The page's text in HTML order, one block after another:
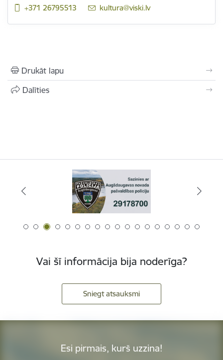
+371 26795513
E-pasts:
kultura@viski.lv
Drukāt lapu
Dalīties
Vai šī informācija bija noderīga?
Sniegt atsauksmi
Esi pirmais, kurš uzzina!